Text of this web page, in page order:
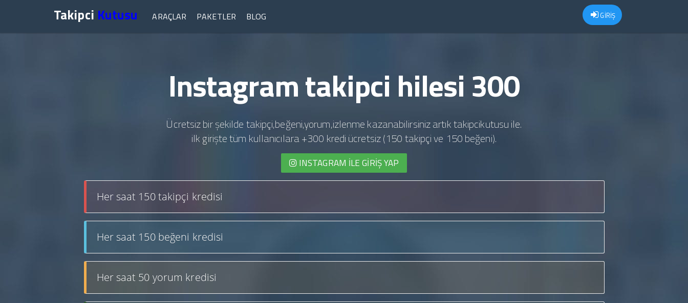
Takipci Kutusu GİRİŞ
ARAÇLAR PAKETLER BLOG
Instagram takipci hilesi 300
Ücretsiz bir şekilde takipçi,beğeni,yorum,izlenme kazanabilirsiniz artık takipcikutusu ile.
ilk girişte tüm kullanıcılara +300 kredi ücretsiz (150 takipçi ve 150 beğeni).
INSTAGRAM İLE GIRIŞ YAP
Her saat 150 takipçi kredisi
Her saat 150 beğeni kredisi
Her saat 50 yorum kredisi